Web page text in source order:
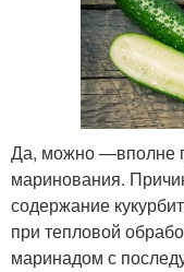
Да, можно —вполне
маринования.
содержание
при тепловой
маринадом с